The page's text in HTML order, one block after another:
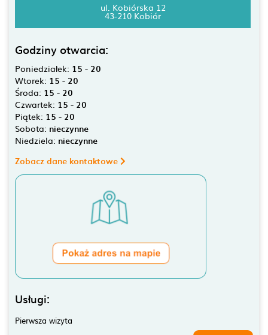
ul. Kobiórska 12
43-210 Kobiór
Godziny otwarcia:
Poniedziałek: 15 - 20
Wtorek: 15 - 20
Środa: 15 - 20
Czwartek: 15 - 20
Piątek: 15 - 20
Sobota: nieczynne
Niedziela: nieczynne
Zobacz dane kontaktowe
Usługi:
Pierwsza wizyta